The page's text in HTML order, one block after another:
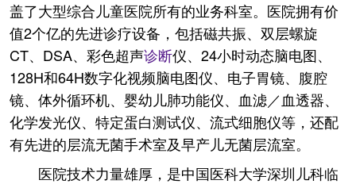
盖了大型综合儿童医院所有的业务科室。医院拥有价
值2个亿的先进诊疗设备，包括磁共振、双层螺旋
CT、DSA、彩色超声诊断仪、24小时动态脑电图、
128H和64H数字化视频脑电图仪、电子胃镜、腹腔
镜、体外循环机、婴幼儿肺功能仪、血滤／血透器、
化学发光仪、特定蛋白测试仪、流式细胞仪等，还配
有先进的层流无菌手术室及早产儿无菌层流室。
医院技术力量雄厚，是中国医科大学深圳儿科临